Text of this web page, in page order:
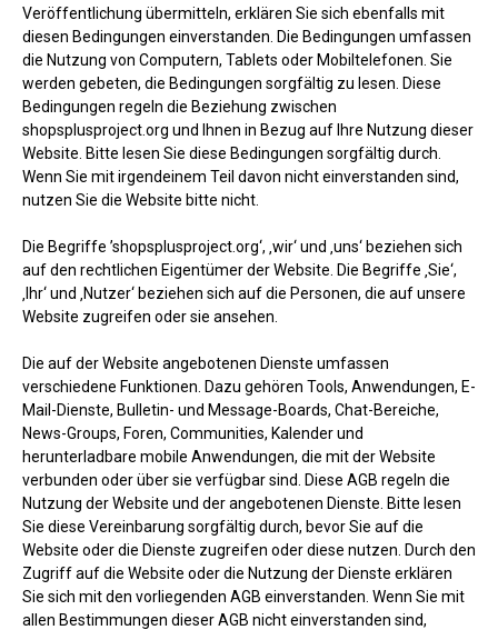
Veröffentlichung übermitteln, erklären Sie sich ebenfalls mit
diesen Bedingungen einverstanden. Die Bedingungen umfassen
die Nutzung von Computern, Tablets oder Mobiltelefonen. Sie
werden gebeten, die Bedingungen sorgfältig zu lesen. Diese
Bedingungen regeln die Beziehung zwischen
shopsplusproject.org und Ihnen in Bezug auf Ihre Nutzung dieser
Website. Bitte lesen Sie diese Bedingungen sorgfältig durch.
Wenn Sie mit irgendeinem Teil davon nicht einverstanden sind,
nutzen Sie die Website bitte nicht.
Die Begriffe ’shopsplusproject.org‘, ‚wir‘ und ‚uns‘ beziehen sich
auf den rechtlichen Eigentümer der Website. Die Begriffe ‚Sie‘,
‚Ihr‘ und ‚Nutzer‘ beziehen sich auf die Personen, die auf unsere
Website zugreifen oder sie ansehen.
Die auf der Website angebotenen Dienste umfassen
verschiedene Funktionen. Dazu gehören Tools, Anwendungen, E-
Mail-Dienste, Bulletin- und Message-Boards, Chat-Bereiche,
News-Groups, Foren, Communities, Kalender und
herunterladbare mobile Anwendungen, die mit der Website
verbunden oder über sie verfügbar sind. Diese AGB regeln die
Nutzung der Website und der angebotenen Dienste. Bitte lesen
Sie diese Vereinbarung sorgfältig durch, bevor Sie auf die
Website oder die Dienste zugreifen oder diese nutzen. Durch den
Zugriff auf die Website oder die Nutzung der Dienste erklären
Sie sich mit den vorliegenden AGB einverstanden. Wenn Sie mit
allen Bestimmungen dieser AGB nicht einverstanden sind,